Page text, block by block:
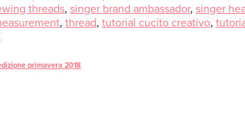
threads, singer brand ambassador, singer
, thread, tutorial cucito creativo,
primavera 2018